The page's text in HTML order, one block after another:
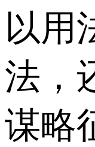
以用
法，
谋略